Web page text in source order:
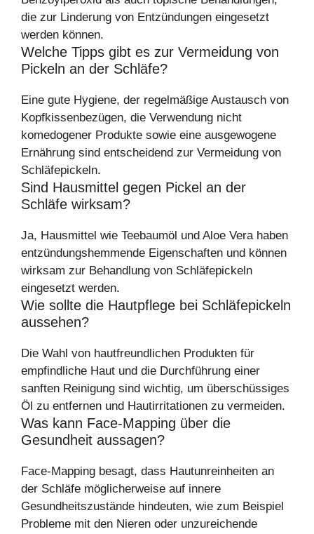
die zur Linderung von Entzündungen eingesetzt
werden können.
Welche Tipps gibt es zur Vermeidung von
Pickeln an der Schläfe?
Eine gute Hygiene, der regelmäßige Austausch von
Kopfkissenbezügen, die Verwendung nicht
komedogener Produkte sowie eine ausgewogene
Ernährung sind entscheidend zur Vermeidung von
Schläfepickeln.
Sind Hausmittel gegen Pickel an der
Schläfe wirksam?
Ja, Hausmittel wie Teebaumöl und Aloe Vera haben
entzündungshemmende Eigenschaften und können
wirksam zur Behandlung von Schläfepickeln
eingesetzt werden.
Wie sollte die Hautpflege bei Schläfepickeln
aussehen?
Die Wahl von hautfreundlichen Produkten für
empfindliche Haut und die Durchführung einer
sanften Reinigung sind wichtig, um überschüssiges
Öl zu entfernen und Hautirritationen zu vermeiden.
Was kann Face-Mapping über die
Gesundheit aussagen?
Face-Mapping besagt, dass Hautunreinheiten an
der Schläfe möglicherweise auf innere
Gesundheitszustände hindeuten, wie zum Beispiel
Probleme mit den Nieren oder unzureichende